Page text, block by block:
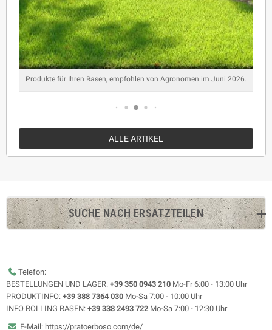
Produkte für Ihren Rasen, empfohlen von Agronomen im Juni 2026.
ALLE ARTIKEL
SUCHE NACH ERSATZTEILEN
Telefon:
BESTELLUNGEN UND LAGER: +39 350 0943 210 Mo-Fr 6:00 - 13:00 Uhr
PRODUKTINFO: +39 388 7364 030 Mo-Sa 7:00 - 10:00 Uhr
INFO ROLLING RASEN: +39 338 2493 722 Mo-Sa 7:00 - 12:30 Uhr
E-Mail: https://pratoerboso.com/de/